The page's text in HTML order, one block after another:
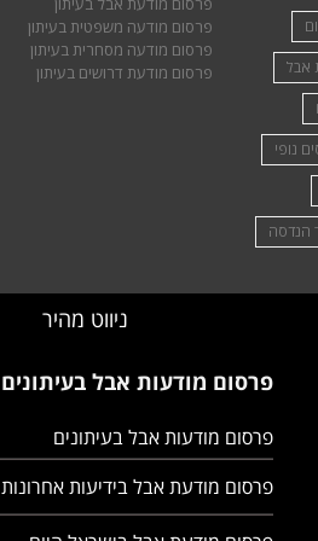
אבל
נופי
הנדסה
פרסום מודעה משפטית בעיתון
פרסום מודעה מסחרית בעיתון
פרסום מודעת דרושים בעיתון
ניווט מהיר
פרסום מודעות אבל בעיתונים
פרסום מודעות אבל בעיתונים
פרסום מודעת אבל בידיעות אחרונות